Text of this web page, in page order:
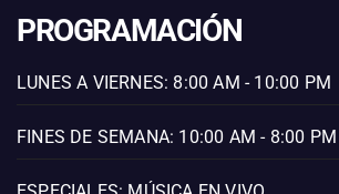
PROGRAMACIÓN
LUNES A VIERNES: 8:00 AM - 10:00 PM
FINES DE SEMANA: 10:00 AM - 8:00 PM